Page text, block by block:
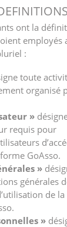
ont la
employés
:
toute
organisé
»
requis pour
GoAsso.
»
générales
de la
»